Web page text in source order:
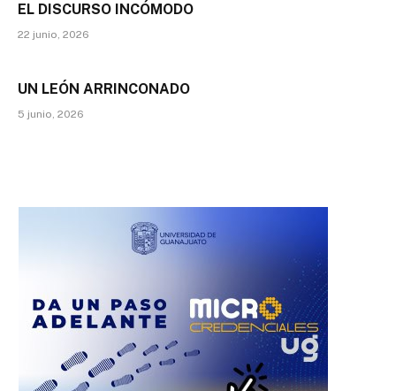
EL DISCURSO INCÓMODO
22 junio, 2026
UN LEÓN ARRINCONADO
5 junio, 2026